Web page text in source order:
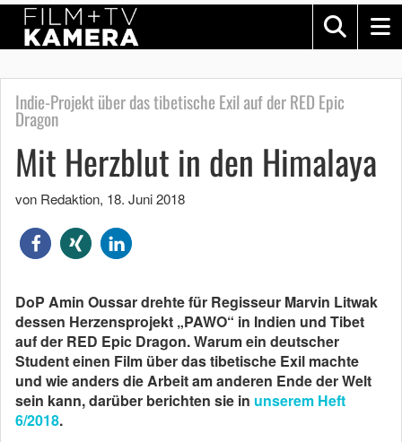
Indie-Projekt über das tibetische Exil auf der RED Epic
Dragon
Mit Herzblut in den Himalaya
von Redaktion, 18. Juni 2018
DoP Amin Oussar drehte für Regisseur Marvin Litwak
dessen Herzensprojekt „PAWO“ in Indien und Tibet
auf der RED Epic Dragon. Warum ein deutscher
Student einen Film über das tibetische Exil machte
und wie anders die Arbeit am anderen Ende der Welt
sein kann, darüber berichten sie in unserem Heft
6/2018.